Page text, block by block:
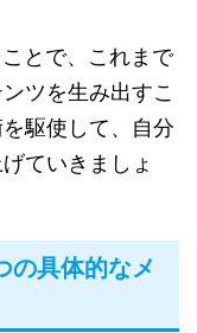
とで、これまで
ツを生み出すこ
駆使して、自分
ていきましょ
の具体的なメ